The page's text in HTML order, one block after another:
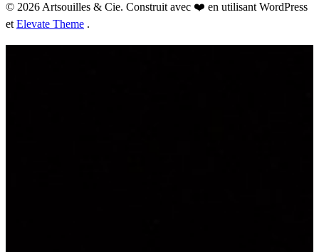
© 2026 Artsouilles & Cie. Construit avec ❤️ en utilisant WordPress
et Elevate Theme .